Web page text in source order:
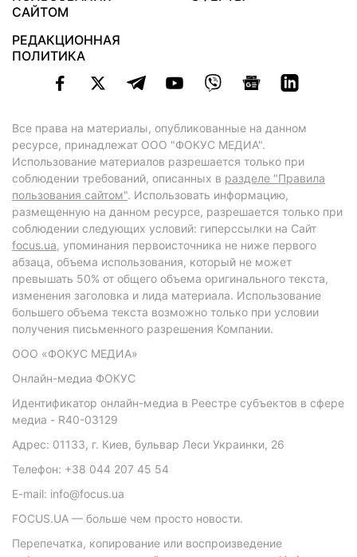
САЙТОМ
РЕДАКЦИОННАЯ
ПОЛИТИКА
Все права на материалы, опубликованные на данном
ресурсе, принадлежат ООО "ФОКУС МЕДИА".
Использование материалов разрешается только при
соблюдении требований, описанных в разделе "Правила
пользования сайтом". Использовать информацию,
размещенную на данном ресурсе, разрешается только при
соблюдении следующих условий: гиперссылки на Сайт
focus.ua, упоминания первоисточника не ниже первого
абзаца, объема использования, который не может
превышать 50% от общего объема оригинального текста,
изменения заголовка и лида материала. Использование
большего объема текста возможно только при условии
получения письменного разрешения Компании.
ООО «ФОКУС МЕДИА»
Онлайн-медиа ФОКУС
Идентификатор онлайн-медиа в Реестре субъектов в сфере
медиа - R40-03129
Адрес: 01133, г. Киев, бульвар Леси Украинки, 26
Телефон: +38 044 207 45 54
E-mail: info@focus.ua
FOCUS.UA — больше чем просто новости.
Перепечатка, копирование или воспроизведение